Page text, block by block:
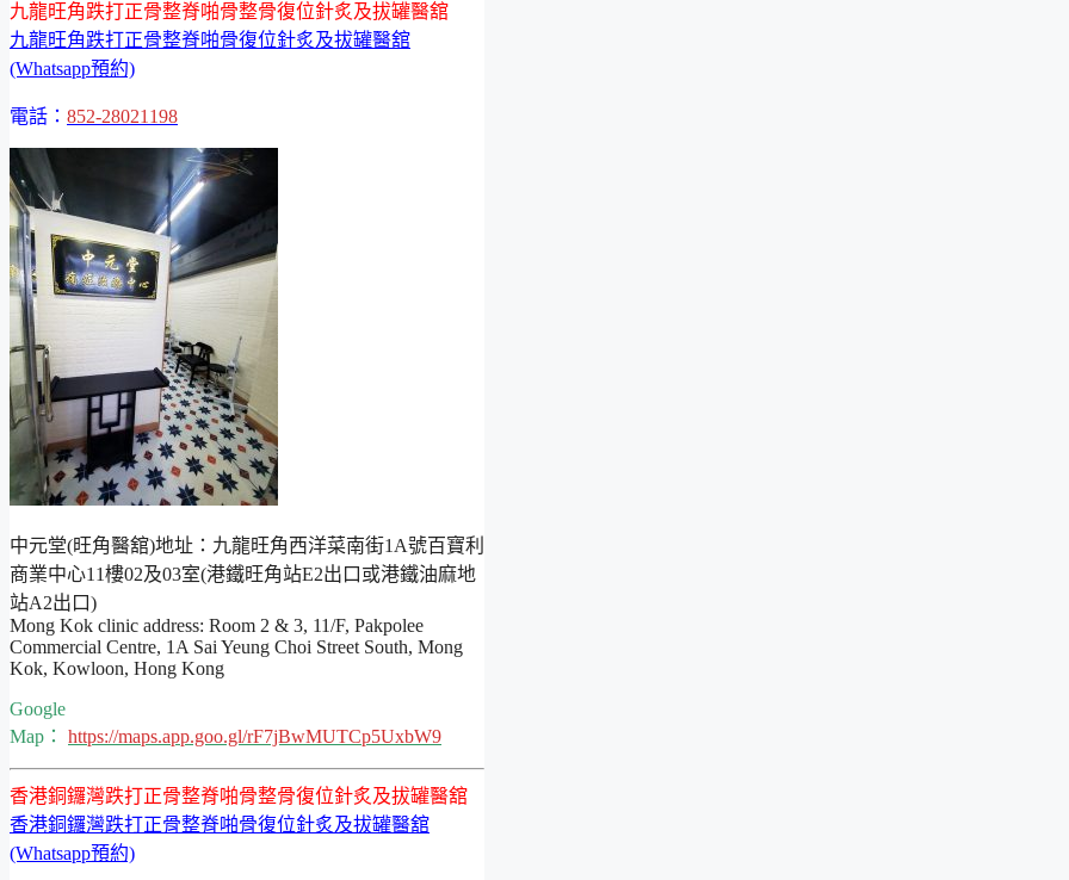
九龍旺角跌打正骨整脊啪骨整骨復位針炙及拔罐醫舘
九龍旺角跌打正骨整脊啪骨復位針炙及拔罐醫舘
(Whatsapp預約)
電話： 852-28021198
中元堂(旺角醫舘)地址：九龍旺角西洋菜南街1A號百寶利
商業中心11樓02及03室(港鐵旺角站E2出口或港鐵油麻地
站A2出口)
Mong Kok clinic address: Room 2 & 3, 11/F, Pakpolee
Commercial Centre, 1A Sai Yeung Choi Street South, Mong
Kok, Kowloon, Hong Kong
Google
Map： https://maps.app.goo.gl/rF7jBwMUTCp5UxbW9
香港銅鑼灣跌打正骨整脊啪骨整骨復位針炙及拔罐醫舘
香港銅鑼灣跌打正骨整脊啪骨復位針炙及拔罐醫舘
(Whatsapp預約)